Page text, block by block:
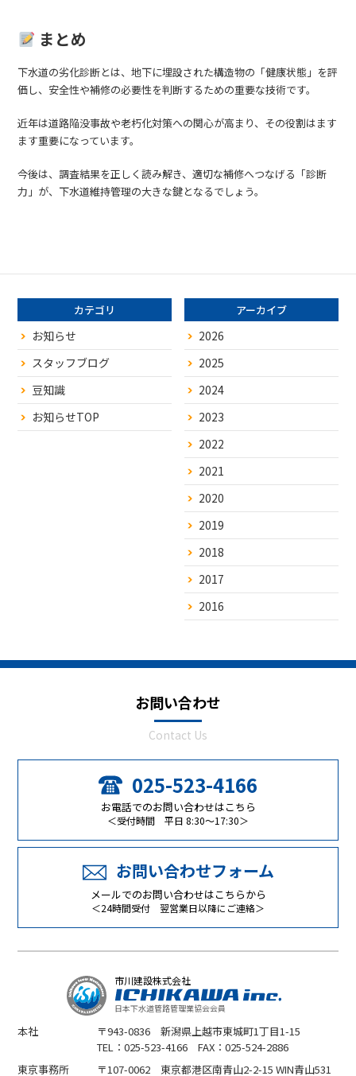
まとめ
下水道の劣化診断とは、地下に埋設された構造物の「健康状態」を評
価し、安全性や補修の必要性を判断するための重要な技術です。
近年は道路陥没事故や老朽化対策への関心が高まり、その役割はます
ます重要になっています。
今後は、調査結果を正しく読み解き、適切な補修へつなげる「診断
力」が、下水道維持管理の大きな鍵となるでしょう。
カテゴリ
お知らせ
スタッフブログ
豆知識
お知らせTOP
アーカイブ
2026
2025
2024
2023
2022
2021
2020
2019
2018
2017
2016
お問い合わせ
Contact Us
025-523-4166
お電話でのお問い合わせはこちら
＜受付時間 平日 8:30～17:30＞
お問い合わせフォーム
メールでのお問い合わせはこちらから
＜24時間受付 翌営業日以降にご連絡＞
市川建設株式会社
日本下水道管路管理業協会会員
本社
〒943-0836 新潟県上越市東城町1丁目1-15
TEL：025-523-4166 FAX：025-524-2886
東京事務所
〒107-0062 東京都港区南青山2-2-15 WIN青山531